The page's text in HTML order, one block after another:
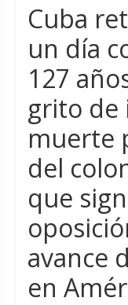
Cuba
un día
127
grito de
muerte
del
que
avance
en